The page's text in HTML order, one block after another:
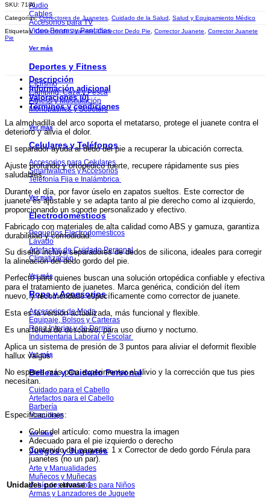
Audio
Cables
Accesorios para TV
Video Beams y Pantallas
Ver más
Deportes y Fitness
Ciclismo
Camping, Caza y Pesca
Fitness y Musculación
Monopatines y Scooters
Ver más
Celulares y Teléfonos
Accesorios para Celulares
Smartwatches y Accesorios
Telefonía Fija e Inalámbrica
Ver más
Electrodomésticos
Pequeños Electrodomésticos
Lavado
Artefactos de Cuidado Personal
Climatización
Ver más
Ropa y Accesorios
Accesorios de Moda
Equipaje, Bolsos y Carteras
Ropa Interior y de Dormir
Indumentaria Laboral y Escolar
Ver más
Belleza y Cuidado Personal
Cuidado para el Cabello
Artefactos para el Cabello
Barbería
Maquillaje
Ver más
Juegos y Juguetes
Arte y Manualidades
Muñecos y Muñecas
Vehículos Montables para Niños
Armas y Lanzadores de Juguete
SKU: 7186
Categorías:Correctores de Juanetes, Cuidado de la Salud, Salud y Equipamiento Médico
Etiquetas:Corrector de Juanete,Corrector Dedo Pie, Corrector Juanete, Corrector Juanete
Pie
Descripción
Información adicional
Valoraciones (0)
Términos y condiciones
La almohadilla del arco soporta el metatarso, protege el juanete contra el
deterioro y alivia el dolor.
El separador ayuda al dedo del pie a recuperar la ubicación correcta.
Ajuste profundo y ortopédico fuerte, recupere rápidamente sus pies
saludables.
Durante el día, por favor úselo en zapatos sueltos. Este corrector de
juanete es ajustable y se adapta tanto al pie derecho como al izquierdo,
proporcionando un soporte personalizado y efectivo.
Fabricado con materiales de alta calidad como ABS y gamuza, garantiza
durabilidad y comodidad.
Su diseño incluye separadores de dedos de silicona, ideales para corregir
la alineación del dedo gordo del pie.
Perfecto para quienes buscan una solución ortopédica confiable y efectiva
para el tratamiento de juanetes. Marca genérica, condición del ítem
nuevo, y recomendado específicamente como corrector de juanete.
Esta es la versión actualizada, más funcional y flexible.
Es una férula de descanso, para uso diurno y nocturno.
Aplica un sistema de presión de 3 puntos para aliviar el deformit flexible
hallux valgus.
No esperes más para experimentar el alivio y la corrección que tus pies
necesitan.
Especificaciones:
Color del artículo: como muestra la imagen
Adecuado para el pie izquierdo o derecho
Contenido del paquete: 1 x Corrector de dedo gordo Férula para
juanetes (no un par).
Unidades por envase 1